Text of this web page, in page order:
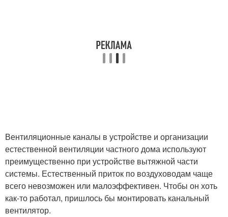
Вентиляционные каналы в устройстве и организации
естественной вентиляции частного дома используют
преимущественно при устройстве вытяжной части
системы. Естественный приток по воздуховодам чаще
всего невозможен или малоэффективен. Чтобы он хоть
как-то работал, пришлось бы монтировать канальный
вентилятор.